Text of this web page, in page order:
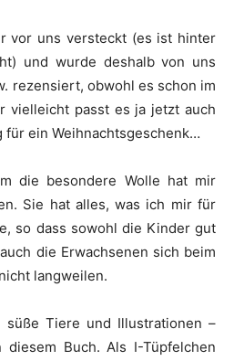
vor uns versteckt (es ist hinter
und wurde deshalb von uns
rezensiert, obwohl es schon im
vielleicht passt es ja jetzt auch
für ein Weihnachtsgeschenk…
die besondere Wolle hat mir
Sie hat alles, was ich mir für
so dass sowohl die Kinder gut
die Erwachsenen sich beim
langweilen.
süße Tiere und Illustrationen –
Buch. Als I-Tüpfelchen